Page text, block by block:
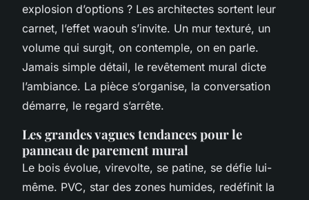
explosion d’options ? Les architectes sortent leur
carnet, l’effet waouh s’invite. Un mur texturé, un
volume qui surgit, on contemple, on en parle.
Jamais simple détail, le revêtement mural dicte
l’ambiance. La pièce s’organise, la conversation
démarre, le regard s’arrête.
Les grandes vagues tendances pour le
panneau de parement mural
Le bois évolue, virevolte, se patine, se défie lui-
même. PVC, star des zones humides, redéfinit la